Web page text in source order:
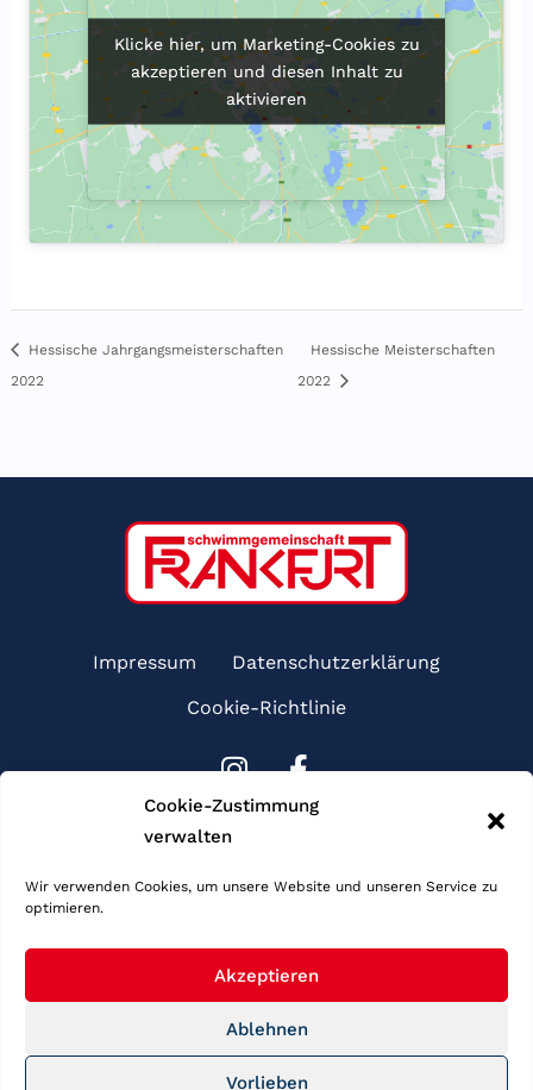
Cookie-Zustimmung
verwalten
Wir verwenden Cookies, um unsere Website und unseren Service zu
optimieren.
Akzeptieren
Ablehnen
Vorlieben
Klicke hier, um Marketing-Cookies zu
akzeptieren und diesen Inhalt zu
aktivieren
Klicke hier, um Marketing-Cookies zu
akzeptieren und diesen Inhalt zu
aktivieren
Hessische Jahrgangsmeisterschaften
2022
Hessische Meisterschaften
2022
Impressum
Datenschutzerklärung
Cookie-Richtlinie
I
n
a
r
a
m
F
a
c
b
o
k
-
f
Sponsoren